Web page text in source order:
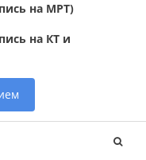
на МРТ)
на КТ и